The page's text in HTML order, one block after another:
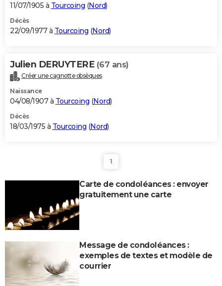
11/07/1905 à Tourcoing (Nord)
Décès
22/09/1977 à Tourcoing (Nord)
Julien DERUYTERE (67 ans)
Créer une cagnotte obsèques
Naissance
04/08/1907 à Tourcoing (Nord)
Décès
18/03/1975 à Tourcoing (Nord)
1
Carte de condoléances : envoyer
gratuitement une carte
Message de condoléances :
exemples de textes et modèle de
courrier